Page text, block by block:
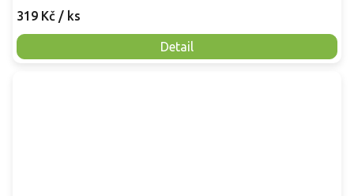
319 Kč / ks
Detail